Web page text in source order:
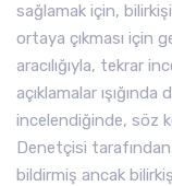
sağlamak için,
ortaya çıkması için
aracılığıyla, tekrar
açıklamalar
incelendiğinde, söz
Denetçisi tarafından
bildirmiş ancak